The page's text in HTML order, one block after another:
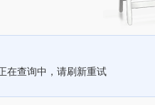
在查询中，请刷新重试